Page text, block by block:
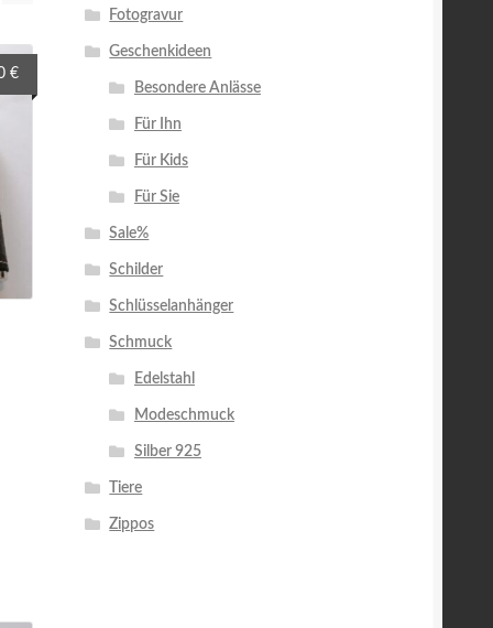
€Aktueller
Preis
Fotogravur
Geschenkideen
Besondere Anlässe
Für Ihn
Für Kids
Für Sie
Sale%
Schilder
Schlüsselanhänger
Schmuck
Edelstahl
Modeschmuck
Silber 925
Tiere
Zippos